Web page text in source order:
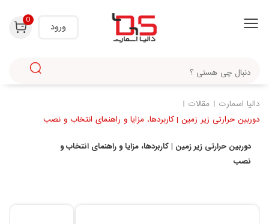
ورود
0
دالیا اسمارت
مقالات
دوربین حرارتی زیر زمین | کاربردها، مزایا و راهنمای انتخاب و نصب
دوربین حرارتی زیر زمین | کاربردها، مزایا و راهنمای انتخاب و
نصب